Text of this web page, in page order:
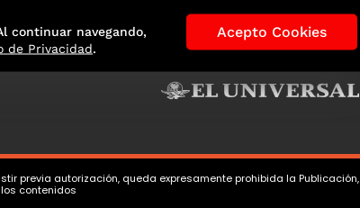
Directorio
Consultas
Aviso de Privacidad
previa autorización, queda expresamente prohibida la Publicación,
contenidos
continuar navegando,
de Privacidad.
Acepto Cookies